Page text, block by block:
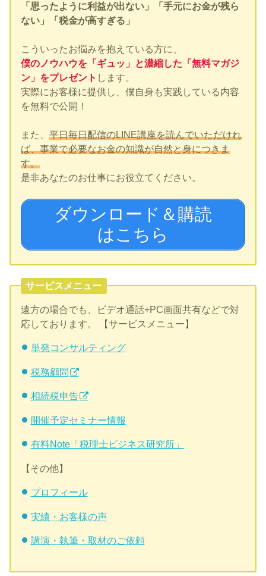
「思ったように利益が出ない」「手元にお金が残ら
ない」「税金が高すぎる」
こういったお悩みを抱えている方に、
僕のノウハウを「ギュッ」と濃縮した「無料マガジ
ン」をプレゼント します。
実際にお客様に提供し、僕自身も実践している内容
を無料で公開！
また、平日毎日配信のLINE講座を読んでいただけれ
ば、事業で必要なお金の知識が自然と身につきま
す。
是非あなたのお仕事にお役立てください。
ダウンロード＆購読
はこちら
サービスメニュー
遠方の場合でも、ビデオ通話+PC画面共有などで対
応しております。 【サービスメニュー】
単発コンサルティング
税務顧問
相続税申告
開催予定セミナー情報
有料Note「税理士ビジネス研究所」
【その他】
プロフィール
実績・お客様の声
講演・執筆・取材のご依頼